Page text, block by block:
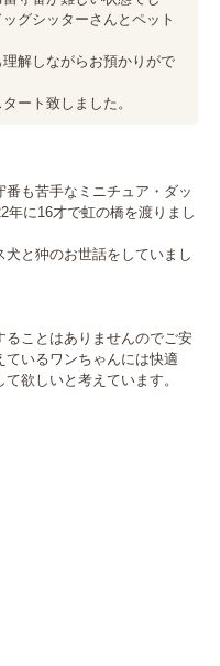
グシッターさんとペット
理解しながらお預かりがで
ート致しました。
も苦手なミニチュア・ダッ
年に16才で虹の橋を渡りまし
と狆のお世話をしていまし
ることはありませんのでご安
いるワンちゃんには快適
欲しいと考えています。